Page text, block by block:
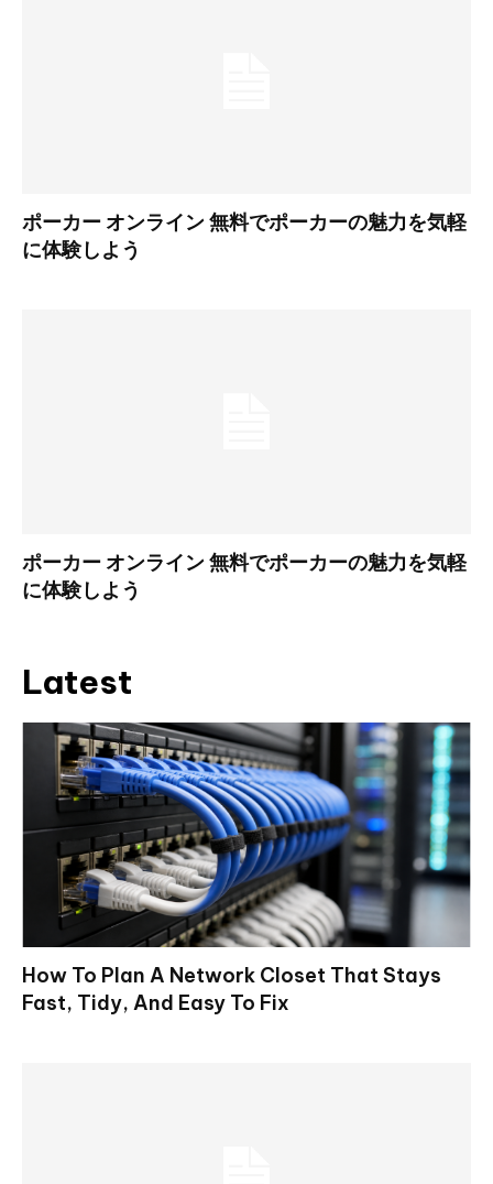
ポーカー オンライン 無料でポーカーの魅力を気軽
に体験しよう
ポーカー オンライン 無料でポーカーの魅力を気軽
に体験しよう
Latest
How To Plan A Network Closet That Stays
Fast, Tidy, And Easy To Fix